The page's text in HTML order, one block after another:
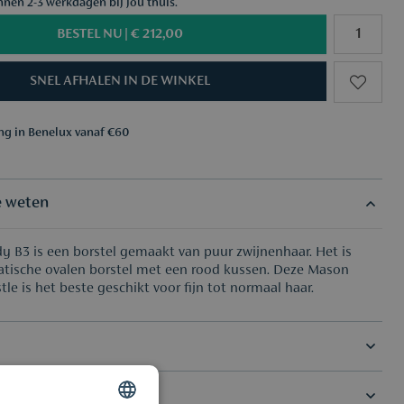
2-3 werkdagen bij jou thuis.
BESTEL NU | € 212,00
SNEL AFHALEN IN DE WINKEL
in Benelux vanaf €60
weten
B3 is een borstel gemaakt van puur zwijnenhaar. Het is
ovalen borstel met een rood kussen. Deze Mason
is het beste geschikt voor fijn tot normaal haar.
Deel je review